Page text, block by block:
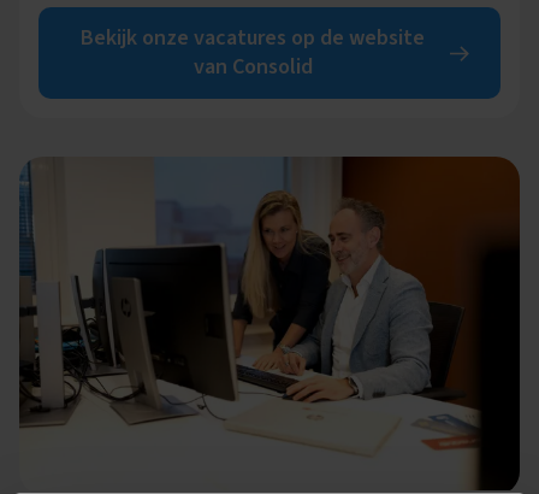
Bekijk onze vacatures op de website
van Consolid